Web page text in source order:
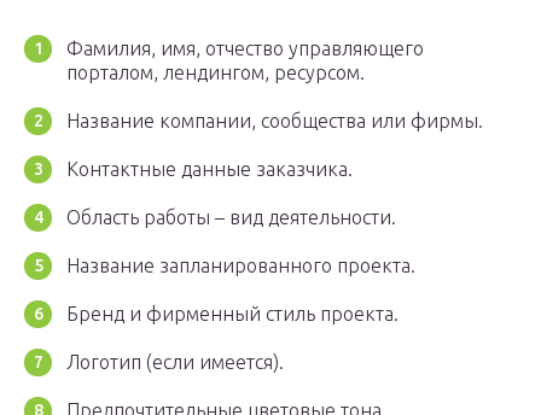
Фамилия, имя, отчество управляющего
порталом, лендингом, ресурсом.
Название компании, сообщества или фирмы.
Контактные данные заказчика.
Область работы – вид деятельности.
Название запланированного проекта.
Бренд и фирменный стиль проекта.
Логотип (если имеется).
Предпочтительные цветовые тона.